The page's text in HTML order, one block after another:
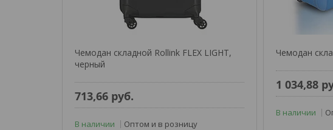
Чемодан складной Rollink FLEX LIGHT,
черный
713,66 руб.
В наличии Оптом и в розницу
Чемодан
1 034,88
В наличии